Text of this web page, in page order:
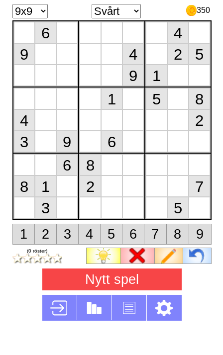
350
6
9
4
9
4
2
5
1
4
3
9
1
6
5
8
2
6
8
1
3
8
2
7
5
1 2 3 4 5 6 7 8 9
(0 röster)
Nytt spel